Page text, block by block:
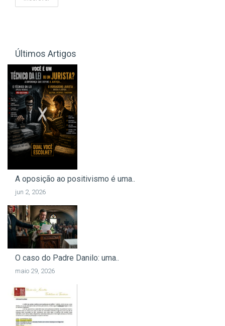
Últimos Artigos
A oposição ao positivismo é uma..
jun 2, 2026
O caso do Padre Danilo: uma..
maio 29, 2026